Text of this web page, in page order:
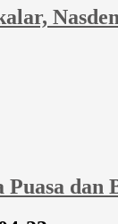
Puasa